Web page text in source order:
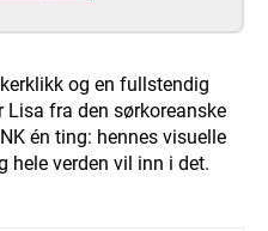
og en fullstendig
fra den sørkoreanske
én ting: hennes visuelle
hele verden vil inn i det.